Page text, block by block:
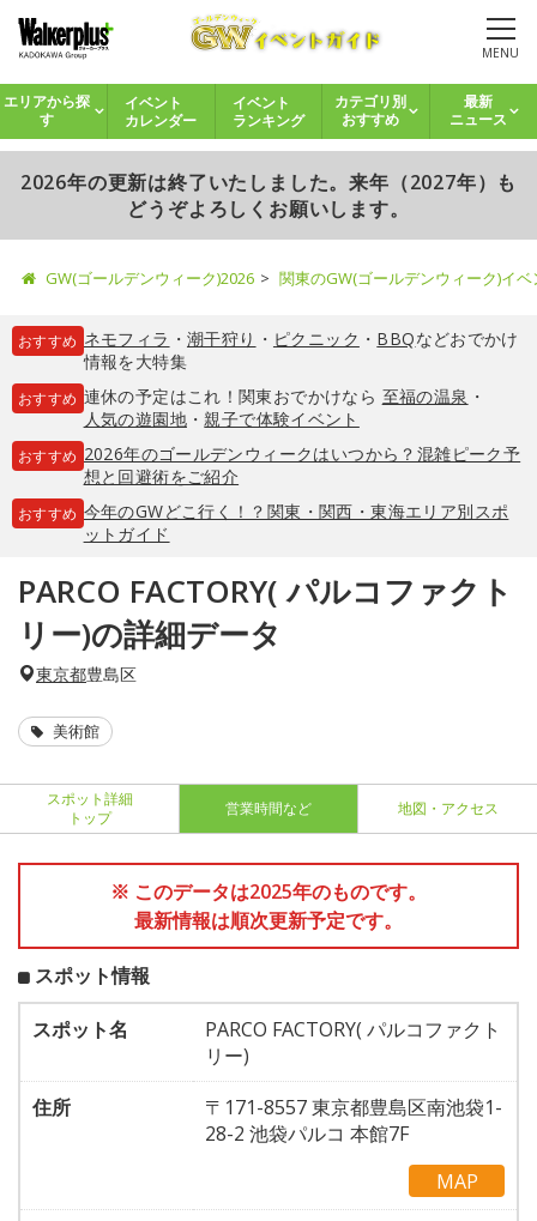
MENU
エリアから探
す
イベント
カレンダー
イベント
ランキング
カテゴリ別
おすすめ
最新
ニュース
2026年の更新は終了いたしました。来年（2027年）も
どうぞよろしくお願いします。
GW(ゴールデンウィーク)2026 関東のGW(ゴールデンウィーク)イ
おすすめ ネモフィラ ・ 潮干狩り ・ ピクニック ・ BBQなどおでかけ
情報を大特集
おすすめ 連休の予定はこれ！関東おでかけなら 至福の温泉 ・
人気の遊園地・親子で体験イベント
おすすめ 2026年のゴールデンウィークはいつから？混雑ピーク予
想と回避術をご紹介
おすすめ 今年のGWどこ行く！？関東・関西・東海エリア別スポ
ットガイド
PARCO FACTORY( パルコファクト
リー)の詳細データ
東京都豊島区
美術館
スポット詳細
トップ
営業時間など 地図・アクセス
※ このデータは2025年のものです。
最新情報は順次更新予定です。
スポット情報
スポット名
PARCO FACTORY( パルコファクト
リー)
住所
〒171-8557 東京都豊島区南池袋1-
28-2 池袋パルコ 本館7F
MAP